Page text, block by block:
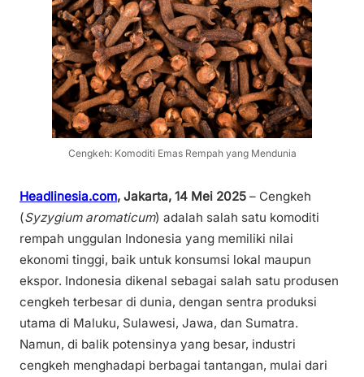
Cengkeh: Komoditi Emas Rempah yang Mendunia
Headlinesia.com, Jakarta, 14 Mei 2025 – Cengkeh
(Syzygium aromaticum) adalah salah satu komoditi
rempah unggulan Indonesia yang memiliki nilai
ekonomi tinggi, baik untuk konsumsi lokal maupun
ekspor. Indonesia dikenal sebagai salah satu produsen
cengkeh terbesar di dunia, dengan sentra produksi
utama di Maluku, Sulawesi, Jawa, dan Sumatra.
Namun, di balik potensinya yang besar, industri
cengkeh menghadapi berbagai tantangan, mulai dari